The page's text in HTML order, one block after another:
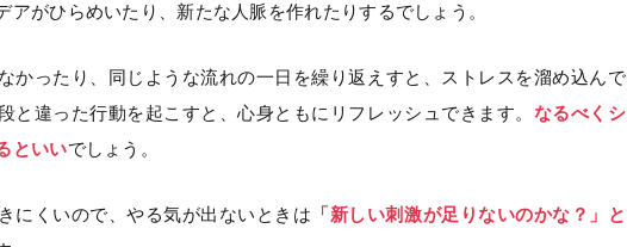
アがひらめいたり、新たな人脈を作れたりするでしょう。
かったり、同じような流れの一日を繰り返えすと、ストレスを溜め込んで
と違った行動を起こすと、心身ともにリフレッシュできます。 なるべくシ
といいでしょう。
にくいので、やる気が出ないときは 「新しい刺激が足りないのかな？」と